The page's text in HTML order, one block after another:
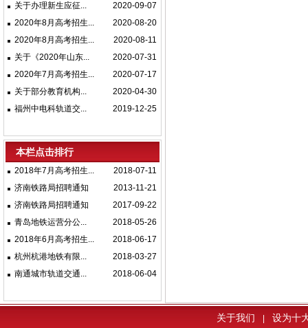
关于办理新生应征...
2020-09-07
2020年8月高考招生...
2020-08-20
2020年8月高考招生...
2020-08-11
关于《2020年山东...
2020-07-31
2020年7月高考招生...
2020-07-17
关于部分教育机构...
2020-04-30
福州中电科轨道交...
2019-12-25
本栏点击排行
2018年7月高考招生...
2018-07-11
济南铁路局招聘通知
2013-11-21
济南铁路局招聘通知
2017-09-22
青岛地铁运营分公...
2018-05-26
2018年6月高考招生...
2018-06-17
杭州杭港地铁有限...
2018-03-27
南通城市轨道交通...
2018-06-04
关于我们 设为十